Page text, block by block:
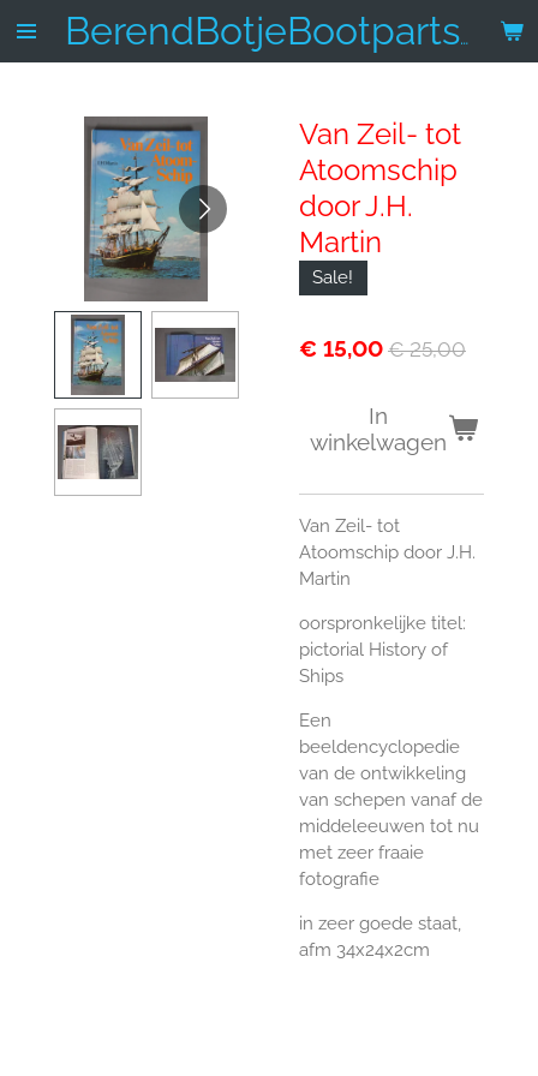
Ga
hoofdinhoud
BerendBotjeBootparts.nl
Van Zeil- tot
Atoomschip
door J.H.
Martin
Sale!
€ 15,00 € 25,00
In
winkelwagen
Van Zeil- tot
Atoomschip door J.H.
Martin
oorspronkelijke titel:
pictorial History of
Ships
Een
beeldencyclopedie
van de ontwikkeling
van schepen vanaf de
middeleeuwen tot nu
met zeer fraaie
fotografie
in zeer goede staat,
afm 34x24x2cm